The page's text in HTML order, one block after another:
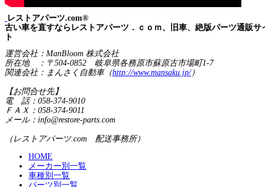
レストアパーツ.com®
古い車を直すならレストアパーツ．ｃｏｍ、旧車、絶版パーツ通販サ
ト
運営会社：ManBloom 株式会社
所在地 ：〒504-0852 岐阜県各務原市蘇原古市場町1-7
関連会社：まんさく自動車（http://www.mansaku.jp/）
【お問合せ先】
電 話：058-374-9010
ＦＡＸ：058-374-9011
メール：info@restore-parts.com
（レストアパーツ.com 配送事務所）
HOME
メーカー別一覧
車種別一覧
パーツ別一覧